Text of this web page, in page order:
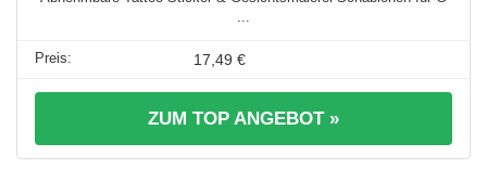
17,49 €
ZUM TOP ANGEBOT »